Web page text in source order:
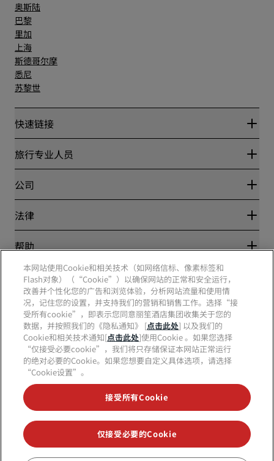
奥斯陆
巴黎
里加
上海
斯德哥尔摩
悉尼
苏黎世
快速链接
丽赏会
Blog
目的地
丽笙酒店集团APP
体育认证酒店
家庭友好型酒店
旅行专业人员
合作伙伴
公司
丽笙酒店集团
工作机会 RHG
工作机会 PPHE
工作机会 EHL
The Club by RHG
发展机会
责任经营
采购
法律
隐私中心
丽赏会条款和条件
网站使用协议
数字无障碍
现代奴隶制声明
帮助
消费者警示
联系方式
常见问题
网站地图
社交媒体
丽笙酒店集团品牌
不再错失我们最受欢迎的酒店优惠
© 2026 丽笙酒店集团.保留所有权利。RHG丽笙酒店集团、丽筠、丽芮、丽
本网站使用Cookie和相关技术（如网络信标、像素标签和
Flash对象）（“Cookie”）以确保网站的正常和安全运行，
改善并个性化您的广告和浏览体验，分析网站流量和使用情
况，记住您的设置，并支持我们的营销和销售工作。选择“接
受所有cookie”，即表示您同意丽笙酒店集团收集关于您的
数据，并按照我们的《隐私通知》 [点击此处] 以及我们的
Cookie和相关技术通知[点击此处]使用Cookie 。如果您选择
“仅接受必要cookie”，我们将只存储保证本网站正常运行
的绝对必要的Cookie。如果您想要自定义具体选项，请选择
“Cookie设置”。
接受所有Cookie
仅接受必要的Cookie